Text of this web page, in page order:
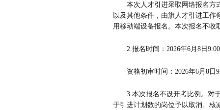
本次人才引进采取网络报名方
以及其他条件，由旗人才引进工
用移动端设备报名。本次报名不收
2.报名时间： 2026年6月 8 日
资格初审时间： 2026年6月 8 日
3.本次报名不设开考比例。对
于引进计划数的岗位予以取消、核